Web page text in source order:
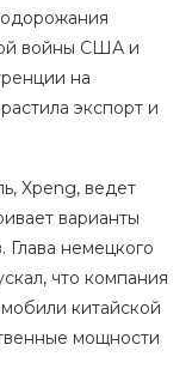
войны США и
на
экспорт и
Xpeng, ведет
варианты
Глава немецкого
что компания
китайской
мощности